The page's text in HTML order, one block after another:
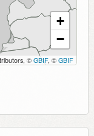
+
−
© GBIF, © GBIF